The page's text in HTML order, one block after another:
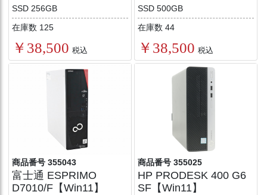
SSD 256GB
在庫数 125
￥38,500 税込
SSD 500GB
在庫数 44
￥38,500 税込
商品番号 355043
富士通 ESPRIMO
D7010/F【Win11】
商品番号 355025
HP PRODESK 400 G6
SF【Win11】